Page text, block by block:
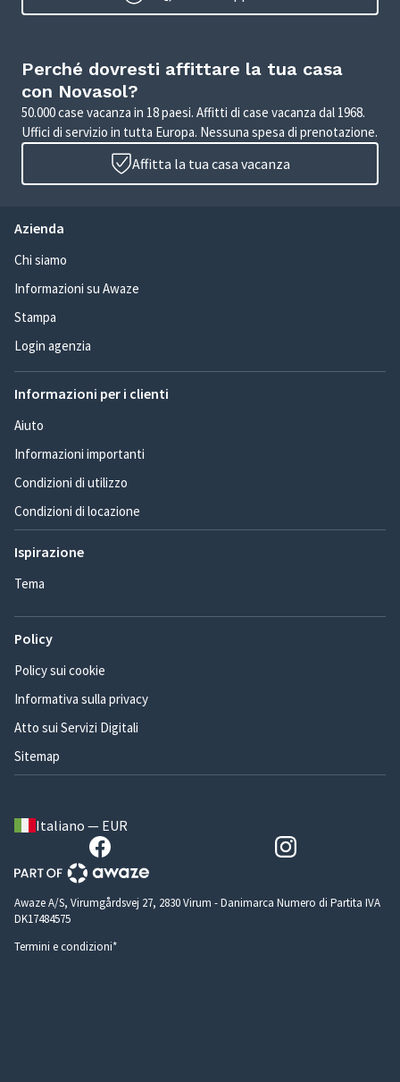
Perché dovresti affittare la tua casa
con Novasol?
50.000 case vacanza in 18 paesi. Affitti di case vacanza dal 1968.
Uffici di servizio in tutta Europa. Nessuna spesa di prenotazione.
Affitta la tua casa vacanza
Azienda
Chi siamo
Informazioni su Awaze
Stampa
Login agenzia
Informazioni per i clienti
Aiuto
Informazioni importanti
Condizioni di utilizzo
Condizioni di locazione
Ispirazione
Tema
Policy
Policy sui cookie
Informativa sulla privacy
Atto sui Servizi Digitali
Sitemap
Italiano — EUR
Awaze A/S, Virumgårdsvej 27, 2830 Virum - Danimarca Numero di Partita IVA
DK17484575
Termini e condizioni*